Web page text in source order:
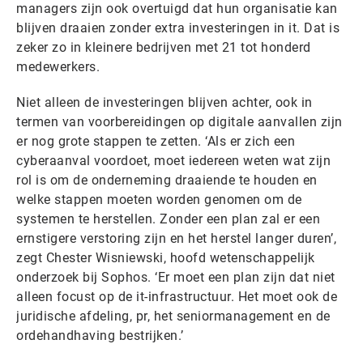
managers zijn ook overtuigd dat hun organisatie kan
blijven draaien zonder extra investeringen in it. Dat is
zeker zo in kleinere bedrijven met 21 tot honderd
medewerkers.
Niet alleen de investeringen blijven achter, ook in
termen van voorbereidingen op digitale aanvallen zijn
er nog grote stappen te zetten. ‘Als er zich een
cyberaanval voordoet, moet iedereen weten wat zijn
rol is om de onderneming draaiende te houden en
welke stappen moeten worden genomen om de
systemen te herstellen. Zonder een plan zal er een
ernstigere verstoring zijn en het herstel langer duren’,
zegt Chester Wisniewski, hoofd wetenschappelijk
onderzoek bij Sophos. ‘Er moet een plan zijn dat niet
alleen focust op de it-infrastructuur. Het moet ook de
juridische afdeling, pr, het seniormanagement en de
ordehandhaving bestrijken.’